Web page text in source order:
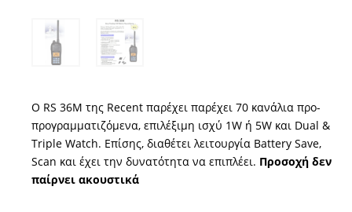
Ο RS 36M της Recent παρέχει παρέχει 70 κανάλια προ-
προγραμματιζόμενα, επιλέξιμη ισχύ 1W ή 5W και Dual &
Triple Watch. Επίσης, διαθέτει λειτουργία Battery Save,
Scan και έχει την δυνατότητα να επιπλέει. Προσοχή δεν
παίρνει ακουστικά